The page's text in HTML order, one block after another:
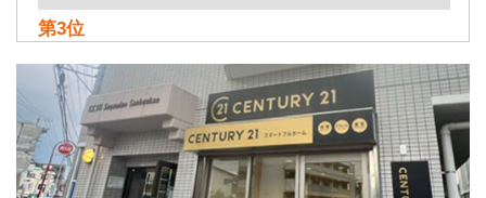
第3位
4ＬＤＫ
淵野辺駅
歩17分
南側道路に面しており日当たり良好。 キッチンから…
第4位